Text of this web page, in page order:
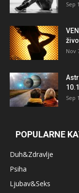
Sep
Nov
Sep
POPULARNE
Duh&Zdravlje
Psiha
Ljubav&Seks